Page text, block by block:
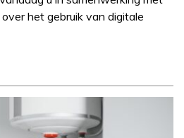
het gebruik van digitale